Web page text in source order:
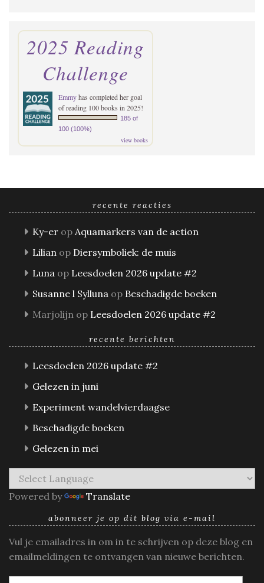
2025 Reading
Challenge
Emmyhas completed her goal
of reading 100 books in 2025!
185 of
100 (100%)
view books
recente reacties
Ky-er op Aquamarkers van de action
Lilian op Diersymboliek: de muis
Luna op Leesdoelen 2026 update #2
Susanne l Sylluna op Beschadigde boeken
Marjolijn op Leesdoelen 2026 update #2
recente berichten
Leesdoelen 2026 update #2
Gelezen in juni
Experiment wandelvierdaagse
Beschadigde boeken
Gelezen in mei
Powered by Translate
abonneer je op dit blog via e-mail
Vul je emailadres in om in te schrijven op deze blog en
emailmeldingen te ontvangen van nieuwe berichten.